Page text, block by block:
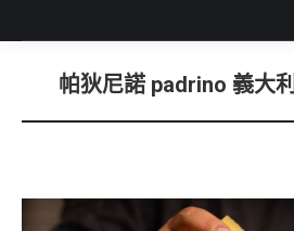
You
帕狄尼諾 padrino 義大